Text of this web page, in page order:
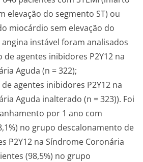
elevação do segmento ST) ou
miocárdio sem elevação do
instável foram analisados
agentes inibidores P2Y12 na
Aguda (n = 322);
agentes inibidores P2Y12 na
Aguda inalterado (n = 323)). Foi
por 1 ano com
no grupo descalonamento de
P2Y12 na Síndrome Coronária
(98,5%) no grupo